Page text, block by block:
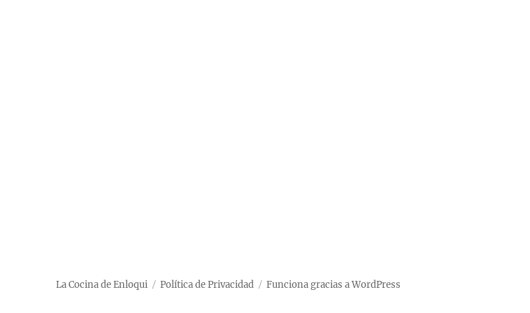
La Cocina de Enloqui Política de Privacidad Funciona gracias a WordPress